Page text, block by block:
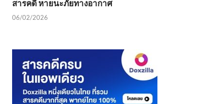
สารคดี หายนะภัยทางอากาศ
06/02/2026